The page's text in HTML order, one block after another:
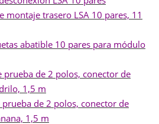
trasero LSA 10 pares, 11
abatible 10 pares para módulo
de 2 polos, conector de
1,5 m
de 2 polos, conector de
1,5 m